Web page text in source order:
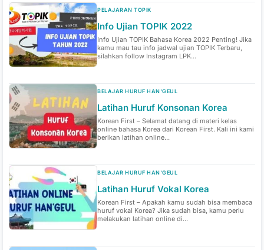
PELAJARAN TOPIK
Info Ujian TOPIK 2022
Info Ujian TOPIK Bahasa Korea 2022 Penting! Jika
kamu mau tau info jadwal ujian TOPIK Terbaru,
silahkan follow Instagram LPK...
BELAJAR HURUF HAN'GEUL
Latihan Huruf Konsonan Korea
Korean First – Selamat datang di materi kelas
online bahasa Korea dari Korean First. Kali ini kami
berikan latihan online...
BELAJAR HURUF HAN'GEUL
Latihan Huruf Vokal Korea
Korean First – Apakah kamu sudah bisa membaca
huruf vokal Korea? Jika sudah bisa, kamu perlu
melakukan latihan online di...